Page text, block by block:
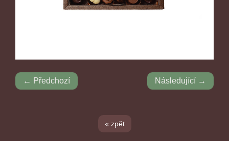
← Předchozí Následující →
« zpět